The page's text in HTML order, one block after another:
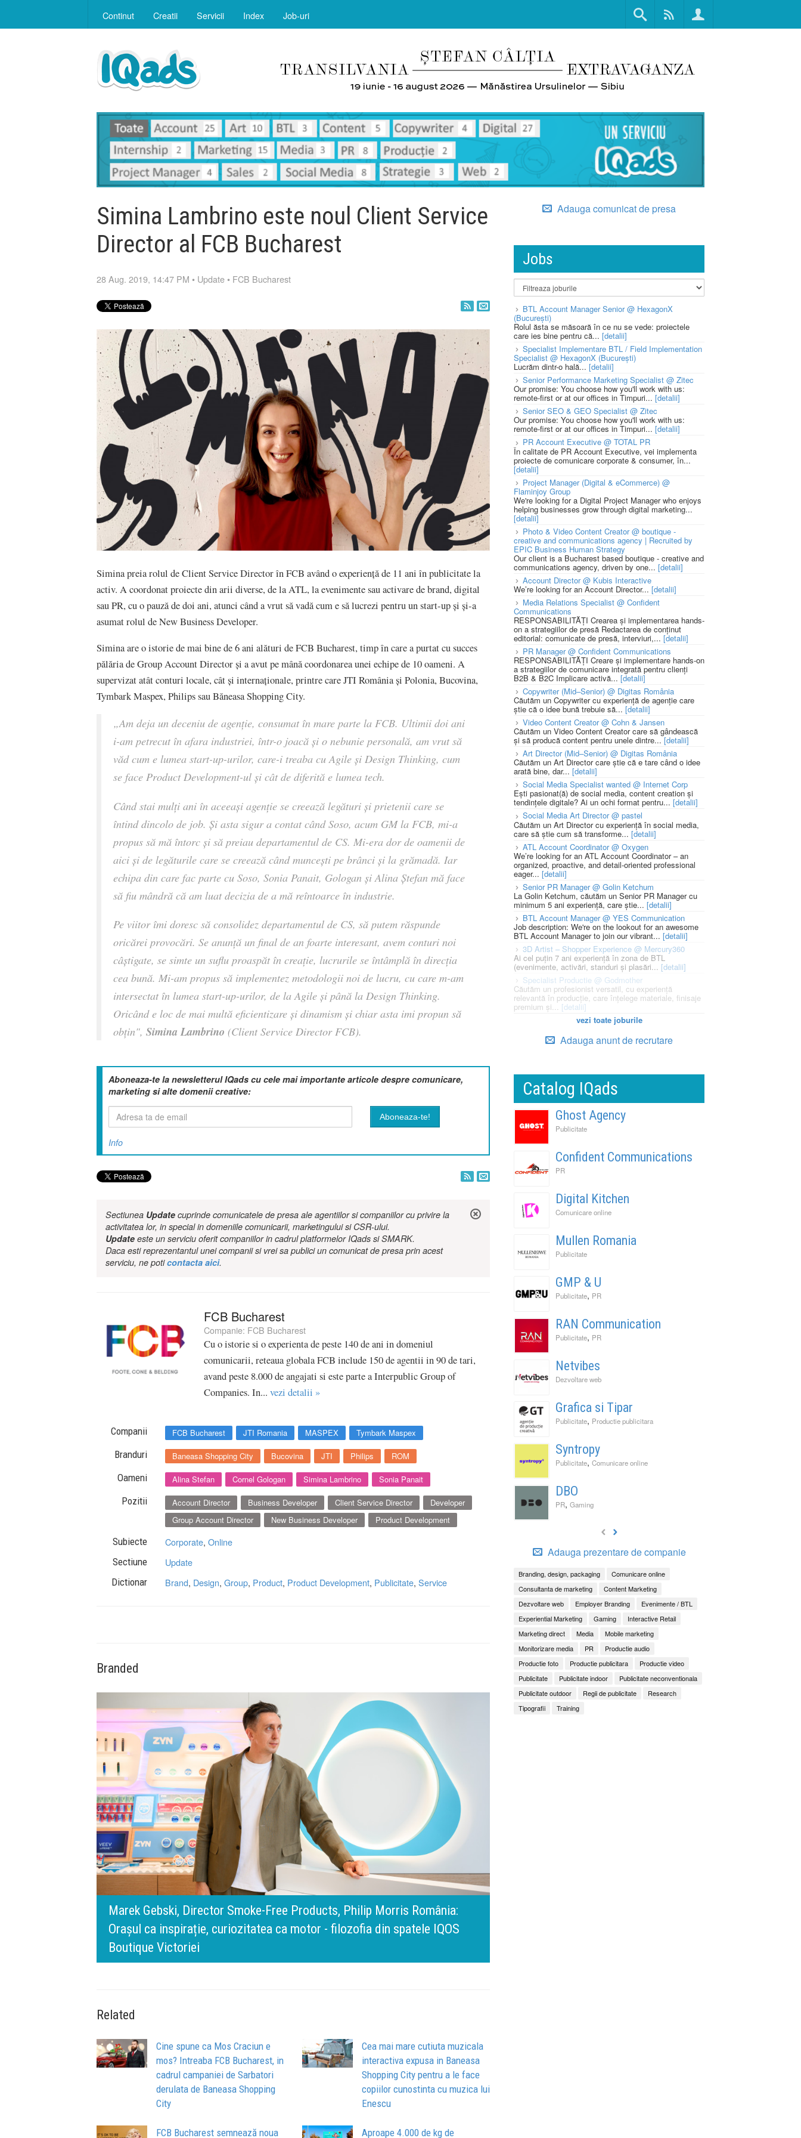
Continut Creatii Servicii Index Job-uri
Simina Lambrino este noul Client Service
Director al FCB Bucharest
28 Aug. 2019, 14:47 PM • Update • FCB Bucharest
Simina preia rolul de Client Service Director în FCB având o experiență de 11 ani în publicitate la
activ. A coordonat proiecte din arii diverse, de la ATL, la evenimente sau activare de brand, digital
sau PR, cu o pauză de doi ani, atunci când a vrut să vadă cum e să lucrezi pentru un start-up și și-a
asumat rolul de New Business Developer.
Simina are o istorie de mai bine de 6 ani alături de FCB Bucharest, timp în care a purtat cu succes
pălăria de Group Account Director și a avut pe mână coordonarea unei echipe de 10 oameni. A
supervizat atât conturi locale, cât și internaționale, printre care JTI România și Polonia, Bucovina,
Tymbark Maspex, Philips sau Băneasa Shopping City.
„Am deja un deceniu de agenție, consumat în mare parte la FCB. Ultimii doi ani
i-am petrecut în afara industriei, într-o joacă și o nebunie personală, am vrut să
văd cum e lumea start-up-urilor, care-i treaba cu Agile și Design Thinking, cum
se face Product Development-ul și cât de diferită e lumea tech.
Când stai mulți ani în aceeași agenție se creează legături și prietenii care se
întind dincolo de job. Și asta sigur a contat când Soso, acum GM la FCB, mi-a
propus să mă întorc și să preiau departamentul de CS. Mi-era dor de oamenii de
aici și de legăturile care se creează când muncești pe brânci și la grămadă. Iar
echipa din care fac parte cu Soso, Sonia Panait, Gologan și Alina Ștefan mă face
să fiu mândră că am luat decizia de a mă reîntoarce în industrie.
Pe viitor îmi doresc să consolidez departamentul de CS, să putem răspunde
oricărei provocări. Se anunță un final de an foarte interesant, avem conturi noi
câștigate, se simte un suflu proaspăt în creație, lucrurile se întâmplă în direcția
cea bună. Mi-am propus să implementez metodologii noi de lucru, cu care m-am
intersectat în lumea start-up-urilor, de la Agile și până la Design Thinking.
Oricând e loc de mai multă eficientizare și dinamism și chiar asta imi propun să
obțin", Simina Lambrino (Client Service Director FCB).
Aboneaza-te la newsletterul IQads cu cele mai importante articole despre comunicare,
marketing si alte domenii creative:
Info
Sectiunea Update cuprinde comunicatele de presa ale agentiilor si companiilor cu privire la
activitatea lor, in special in domeniile comunicarii, marketingului si CSR-ului.
Update este un serviciu oferit companiilor in cadrul platformelor IQads si SMARK.
Daca esti reprezentantul unei companii si vrei sa publici un comunicat de presa prin acest
serviciu, ne poticontacta aici.
FCB Bucharest
Companie: FCB Bucharest
Cu o istorie si o experienta de peste 140 de ani in domeniul
comunicarii, reteaua globala FCB include 150 de agentii in 90 de tari,
avand peste 8.000 de angajati si este parte a Interpublic Group of
Companies. In... vezi detalii »
Companii FCB Bucharest JTI Romania MASPEX Tymbark Maspex
Branduri Baneasa Shopping City Bucovina JTI Philips ROM
Oameni Alina Stefan Cornel Gologan Simina Lambrino Sonia Panait
Pozitii Account Director Business Developer Client Service Director
Developer
Group Account Director
New Business Developer Product Development
Subiecte Corporate, Online
Sectiune Update
Dictionar Brand, Design, Group, Product, Product Development, Publicitate, Service
Branded
140 de ani de Mercedes-Benz. Ramona Pîrlog: Cel mai important „test al
timpului” este să inovăm constant, dar cu aceeași responsabilitate față
de oameni, siguranță și calitate
Related
Cine spune ca Mos Craciun e
mos? Intreaba FCB Bucharest, in
cadrul campaniei de Sarbatori
derulata de Baneasa Shopping
City
Cea mai mare cutiuta muzicala
interactiva expusa in Baneasa
Shopping City pentru a le face
copiilor cunostinta cu muzica lui
Enescu
FCB Bucharest semnează noua Aproape 4.000 de kg de
Adauga comunicat de presa
Jobs
BTL Account Manager Senior @ HexagonX
(București)
Rolul ăsta se măsoară în ce nu se vede: proiectele
care ies bine pentru că... [detalii]
Specialist Implementare BTL / Field Implementation
Specialist @ HexagonX (București)
Lucrăm dintr-o hală... [detalii]
Senior Performance Marketing Specialist @ Zitec
Our promise: You choose how you'll work with us:
remote-first or at our offices in Timpuri... [detalii]
Senior SEO & GEO Specialist @ Zitec
Our promise: You choose how you'll work with us:
remote-first or at our offices in Timpuri... [detalii]
PR Account Executive @ TOTAL PR
În calitate de PR Account Executive, vei implementa
proiecte de comunicare corporate & consumer, în...
[detalii]
Project Manager (Digital & eCommerce) @
Flaminjoy Group
We're looking for a Digital Project Manager who enjoys
helping businesses grow through digital marketing...
[detalii]
Photo & Video Content Creator @ boutique -
creative and communications agency | Recruited by
EPIC Business Human Strategy
Our client is a Bucharest based boutique - creative and
communications agency, driven by one... [detalii]
Account Director @ Kubis Interactive
We’re looking for an Account Director... [detalii]
Media Relations Specialist @ Confident
Communications
RESPONSABILITĂȚI Crearea și implementarea hands-
on a strategiilor de presă Redactarea de conținut
editorial: comunicate de presă, interviuri,... [detalii]
PR Manager @ Confident Communications
RESPONSABILITĂȚI Creare și implementare hands-on
a strategiilor de comunicare integrată pentru clienți
B2B & B2C Implicare activă... [detalii]
Copywriter (Mid–Senior) @ Digitas România
Căutăm un Copywriter cu experiență de agenție care
știe că o idee bună trebuie să... [detalii]
Video Content Creator @ Cohn & Jansen
Căutăm un Video Content Creator care să gândească
și să producă content pentru unele dintre... [detalii]
Art Director (Mid–Senior) @ Digitas România
Căutăm un Art Director care știe că e tare când o idee
arată bine, dar... [detalii]
Social Media Specialist wanted @ Internet Corp
Ești pasionat(ă) de social media, content creation și
tendințele digitale? Ai un ochi format pentru... [detalii]
Social Media Art Director @ pastel
Căutăm un Art Director cu experiență în social media,
care să știe cum să transforme... [detalii]
ATL Account Coordinator @ Oxygen
We’re looking for an ATL Account Coordinator – an
organized, proactive, and detail-oriented professional
eager... [detalii]
Senior PR Manager @ Golin Ketchum
La Golin Ketchum, căutăm un Senior PR Manager cu
minimum 5 ani experiență, care știe... [detalii]
BTL Account Manager @ YES Communication
Job description: We're on the lookout for an awesome
BTL Account Manager to join our vibrant... [detalii]
3D Artist – Shopper Experience @ Mercury360
Ai cel puțin 7 ani experiență în zona de BTL
(evenimente, activări, standuri și plasări... [detalii]
Specialist Productie @ Godmother
Căutăm un profesionist versatil, cu experiență
relevantă în producție, care înțelege materiale, finisaje
premium și... [detalii]
vezi toate joburile
Adauga anunt de recrutare
Catalog IQads
Ghost Agency
Publicitate
Confident Communications
PR
Digital Kitchen
Comunicare online
Mullen Romania
Publicitate
GMP & U
Publicitate, PR
RAN Communication
Publicitate, PR
Netvibes
Dezvoltare web
Grafica si Tipar
Publicitate, Productie publicitara
Syntropy
Publicitate, Comunicare online
DBO
PR, Gaming
Adauga prezentare de companie
Branding, design, packaging
Comunicare online
Consultanta de marketing
Content Marketing
Dezvoltare web
Employer Branding
Evenimente / BTL
Experiential Marketing
Gaming
Interactive Retail
Marketing direct
Media
Mobile marketing
Monitorizare media
PR
Productie audio
Productie foto
Productie publicitara
Productie video
Publicitate
Publicitate indoor
Publicitate neconventionala
Publicitate outdoor
Regii de publicitate
Research
Tipografii
Training